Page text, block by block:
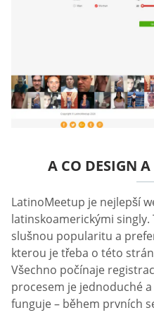
A CO DESIGN
LatinoMeetup je nejlepší
latinskoamerickými singly.
slušnou popularitu a
kterou je třeba o této
Všechno počínaje
procesem je jednoduché
funguje – během prvních